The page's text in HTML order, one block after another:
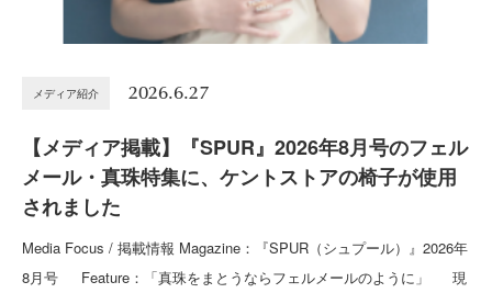
メディア紹介 2026.6.27
【メディア掲載】『SPUR』2026年8月号のフェル
メール・真珠特集に、ケントストアの椅子が使用
されました
Media Focus / 掲載情報 Magazine：『SPUR（シュプール）』2026年
8月号 Feature：「真珠をまとうならフェルメールのように」 現